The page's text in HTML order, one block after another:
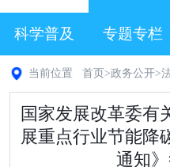
科学普及 专题专栏
当前位置 首页 >政务公开>
国家发展改革委有
展重点行业节能降
通知